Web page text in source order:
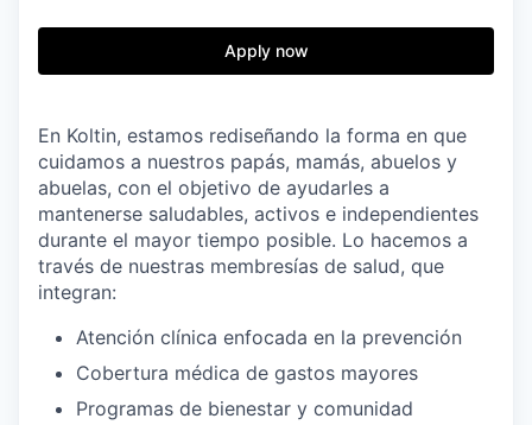
Apply now
En Koltin, estamos rediseñando la forma en que
cuidamos a nuestros papás, mamás, abuelos y
abuelas, con el objetivo de ayudarles a
mantenerse saludables, activos e independientes
durante el mayor tiempo posible. Lo hacemos a
través de nuestras membresías de salud, que
integran:
Atención clínica enfocada en la prevención
Cobertura médica de gastos mayores
Programas de bienestar y comunidad